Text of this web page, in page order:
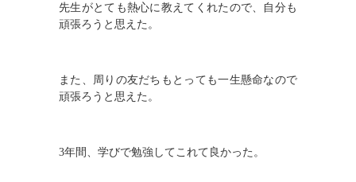
先生がとても熱心に教えてくれたので、自分も
頑張ろうと思えた。
また、周りの友だちもとっても一生懸命なので
頑張ろうと思えた。
3年間、学びで勉強してこれて良かった。